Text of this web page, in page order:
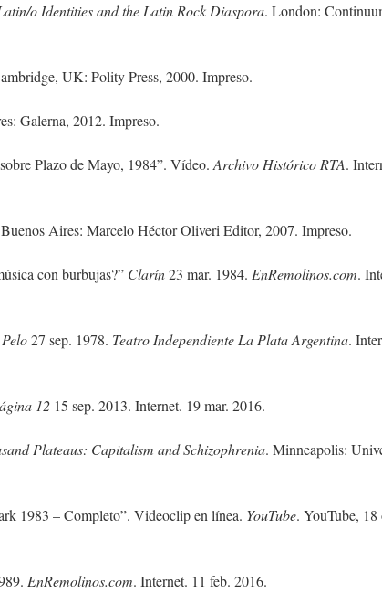
o Identities and the Latin Rock Diaspora. London:
UK: Polity Press, 2000. Impreso.
Galerna, 2012. Impreso.
Plazo de Mayo, 1984”. Vídeo. Archivo Histórico RTA.
Aires: Marcelo Héctor Oliveri Editor, 2007. Impreso.
con burbujas?” Clarín23 mar. 1984. EnRemolinos.com.
Pelo27 sep. 1978. Teatro Independiente La Plata Argentina.
12 15 sep. 2013. Internet. 19 mar. 2016.
Plateaus: Capitalism and Schizophrenia. Minneapolis:
1983 – Completo”. Videoclip en línea. YouTube. YouTube, 18
EnRemolinos.com. Internet. 11 feb. 2016.